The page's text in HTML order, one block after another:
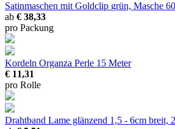
Satinmaschen mit Goldclip grün, Masche
ab € 38,33
pro Packung
Kordeln Organza Perle 15 Meter
€ 11,31
pro Rolle
Drahtband Lame glänzend 1,5 - 6cm breit,